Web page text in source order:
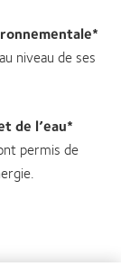
niveau de ses
de l’eau*
permis de